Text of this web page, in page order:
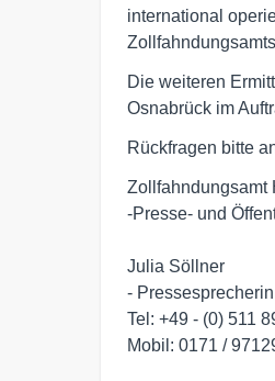
international
Die weiteren
Osnabrück im
Rückfragen bitte
Zollfahndungsamt
-Presse- und
Julia Söllner
-
Tel: +49 - (0) 511
Mobil: 0171 /